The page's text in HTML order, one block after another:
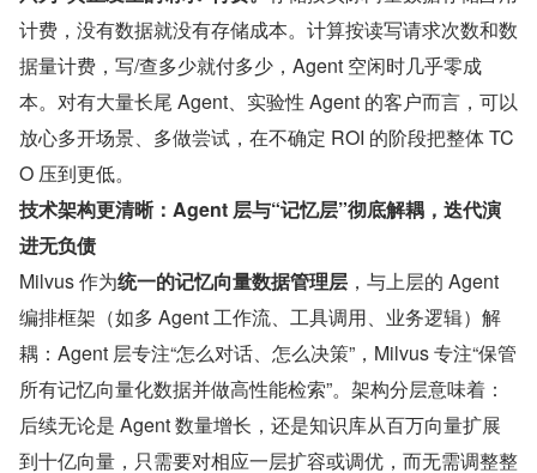
计费，没有数据就没有存储成本。计算按读写请求次数和数
据量计费，写/查多少就付多少，Agent 空闲时几乎零成
本。对有大量长尾 Agent、实验性 Agent 的客户而言，可以
放心多开场景、多做尝试，在不确定 ROI 的阶段把整体 TC
O 压到更低。
技术架构更清晰：Agent 层与“记忆层”彻底解耦，迭代演
进无负债
Milvus 作为统一的记忆向量数据管理层 ，与上层的 Agent
编排框架（如多 Agent 工作流、工具调用、业务逻辑）解
耦：Agent 层专注“怎么对话、怎么决策”，Milvus 专注“保管
所有记忆向量化数据并做高性能检索”。架构分层意味着：
后续无论是 Agent 数量增长，还是知识库从百万向量扩展
到十亿向量，只需要对相应一层扩容或调优，而无需调整整